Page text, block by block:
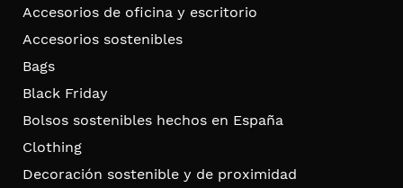
Accesorios de oficina y escritorio
Accesorios sostenibles
Bags
Black Friday
Bolsos sostenibles hechos en España
Clothing
Decoración sostenible y de proximidad